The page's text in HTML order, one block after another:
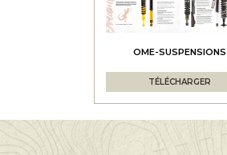
OME-SUSPENSIONS
TÉLÉCHARGER